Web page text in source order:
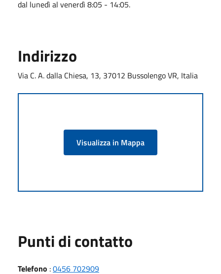
dal lunedì al venerdì 8:05 - 14:05.
Indirizzo
Via C. A. dalla Chiesa, 13, 37012 Bussolengo VR, Italia
Visualizza in Mappa
Punti di contatto
Telefono :0456 702909